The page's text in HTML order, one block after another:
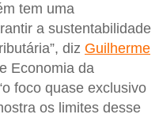
tem uma
a sustentabilidade
diz Guilherme
Economia da
foco quase exclusivo
os limites desse